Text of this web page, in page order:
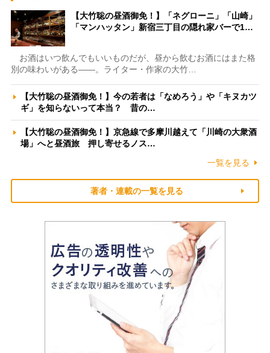
【大竹聡の昼酒御免！】「ネグローニ」「山崎」
「マンハッタン」新宿三丁目の隠れ家バーで1…
お酒はいつ飲んでもいいものだが、昼から飲むお酒にはまた格
別の味わいがある――。ライター・作家の大竹…
【大竹聡の昼酒御免！】今の若者は「なめろう」や「キヌカツ
ギ」を知らないって本当？ 昔の…
【大竹聡の昼酒御免！】京急線で多摩川越えて「川崎の大衆酒
場」へと昼酒旅 押し寄せるノス…
一覧を見る
著者・連載の一覧を見る